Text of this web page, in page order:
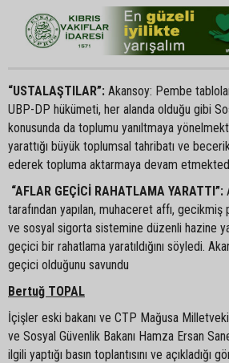
“USTALAŞTILAR”: Akansoy: Pembe
UBP-DP hükümeti, her alanda olduğu gibi
konusunda da toplumu yanıltmaya
yarattığı büyük toplumsal tahribatı ve
ederek topluma aktarmaya devam
“AFLAR GEÇİCİ RAHATLAMA YARATTI”:
tarafından yapılan, muhaceret affı, gecikmiş
ve sosyal sigorta sistemine düzenli hazine
geçici bir rahatlama yaratıldığını söyledi.
geçici olduğunu savundu
Bertuğ TOPAL
İçişler eski bakanı ve CTP Mağusa
ve Sosyal Güvenlik Bakanı Hamza Ersan
ilgili yaptığı basın toplantısını ve açıkladığı